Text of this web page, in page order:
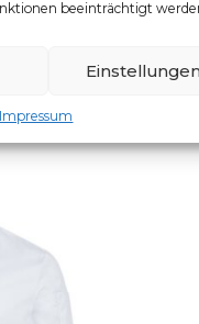
beeinträchtigt
Einstellungen
Impressum